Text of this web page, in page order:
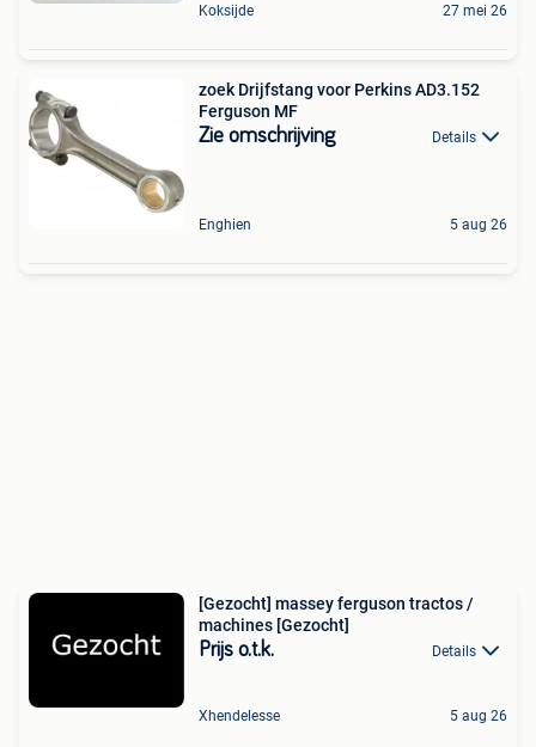
Koksijde 27 mei 26
zoek Drijfstang voor Perkins AD3.152
Ferguson MF
Zie omschrijving Details
Enghien 5 aug 26
[Gezocht] massey ferguson tractos /
machines [Gezocht]
Prijs o.t.k. Details
Xhendelesse 5 aug 26